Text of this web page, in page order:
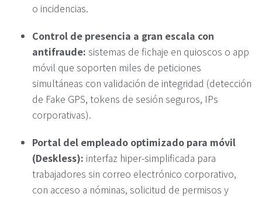
o incidencias.
Control de presencia a gran escala con
antifraude: sistemas de fichaje en quioscos o app
móvil que soporten miles de peticiones
simultáneas con validación de integridad (detección
de Fake GPS, tokens de sesión seguros, IPs
corporativas).
Portal del empleado optimizado para móvil
(Deskless): interfaz hiper-simplificada para
trabajadores sin correo electrónico corporativo,
con acceso a nóminas, solicitud de permisos y